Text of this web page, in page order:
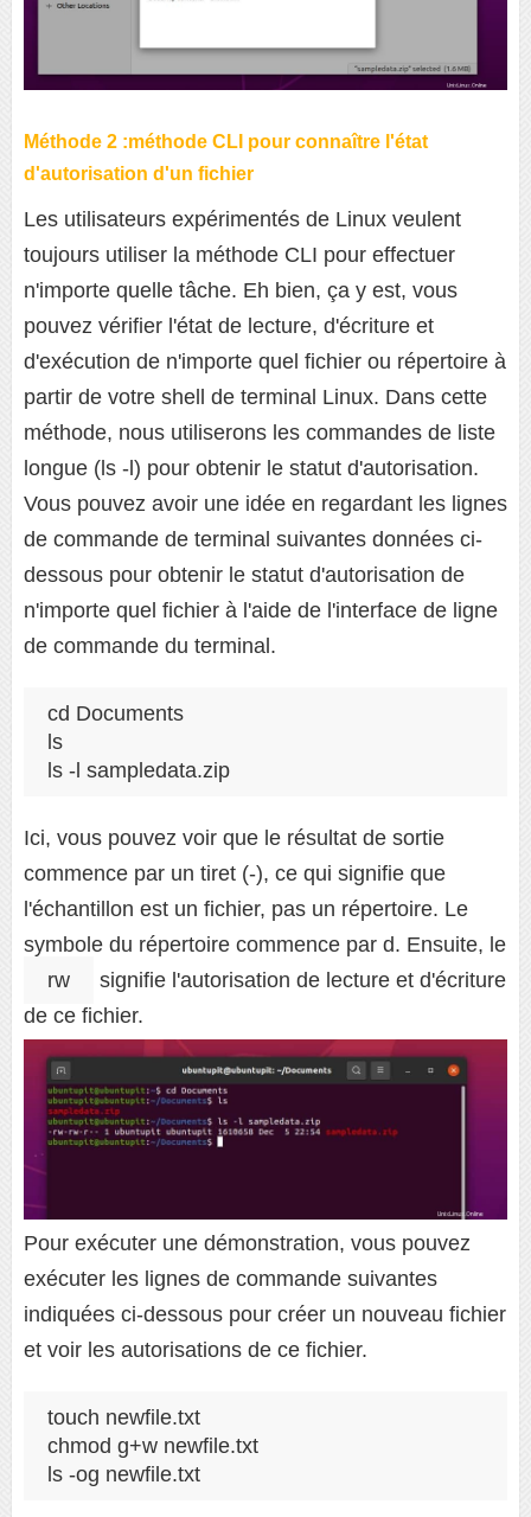
Méthode 2 :méthode CLI pour connaître l'état
d'autorisation d'un fichier
Les utilisateurs expérimentés de Linux veulent
toujours utiliser la méthode CLI pour effectuer
n'importe quelle tâche. Eh bien, ça y est, vous
pouvez vérifier l'état de lecture, d'écriture et
d'exécution de n'importe quel fichier ou répertoire à
partir de votre shell de terminal Linux. Dans cette
méthode, nous utiliserons les commandes de liste
longue (ls -l) pour obtenir le statut d'autorisation.
Vous pouvez avoir une idée en regardant les lignes
de commande de terminal suivantes données ci-
dessous pour obtenir le statut d'autorisation de
n'importe quel fichier à l'aide de l'interface de ligne
de commande du terminal.
cd Documents
ls
ls -l sampledata.zip
Ici, vous pouvez voir que le résultat de sortie
commence par un tiret (-), ce qui signifie que
l'échantillon est un fichier, pas un répertoire. Le
symbole du répertoire commence par d. Ensuite, le
rw
signifie l'autorisation de lecture et d'écriture
de ce fichier.
Pour exécuter une démonstration, vous pouvez
exécuter les lignes de commande suivantes
indiquées ci-dessous pour créer un nouveau fichier
et voir les autorisations de ce fichier.
touch newfile.txt
chmod g+w newfile.txt
ls -og newfile.txt